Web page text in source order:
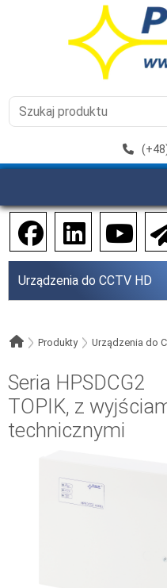
Urządzenia do CCTV HD
Produkty Urządzenia do
Seria HPSDCG2
TOPIK, z
technicznymi